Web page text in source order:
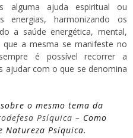
alguma ajuda espiritual ou
energias, harmonizando os
a saúde energética, mental,
a mesma se manifeste no
é possível recorrer a
ajudar com o que se denomina
o mesmo tema da
Psíquica – Como
Natureza Psíquica.